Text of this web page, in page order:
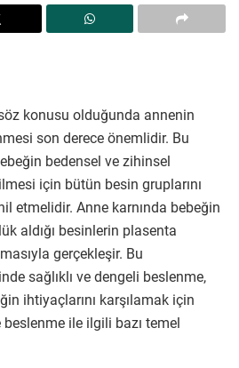
konusu olduğunda annenin
son derece önemlidir. Bu
bedensel ve zihinsel
için bütün besin gruplarını
etmelidir. Anne karnında bebeğin
aldığı besinlerin plasenta
gerçekleşir. Bu
sağlıklı ve dengeli beslenme,
ihtiyaçlarını karşılamak için
ile ilgili bazı temel